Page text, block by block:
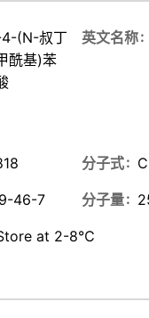
(N-叔丁
酰基)苯
英文名称
分子式
46-7 分子量
at 2-8℃